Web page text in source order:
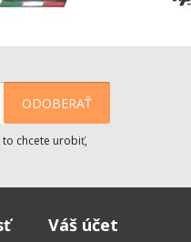
chcete urobiť,
Váš účet